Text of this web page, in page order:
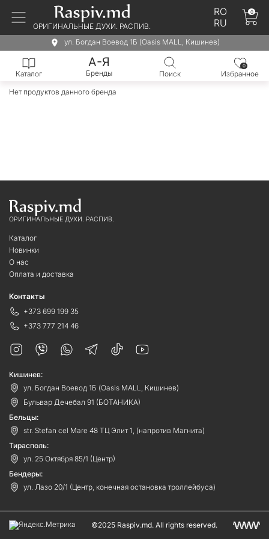
ОРИГИНАЛЬНЫЕ ДУХИ. РАСПИВ.
RO
RU
0
ул. Богдан Воевод 1Б (Oasis MALL, Кишинев)
Каталог
А-Я
Бренды Поиск
0
Избранное
Нет продуктов данного бренда
ОРИГИНАЛЬНЫЕ ДУХИ. РАСПИВ.
Каталог
Новинки
О нас
Оплата и доставка
Контакты
+373 699 199 35
+373 777 214 46
Кишинев:
ул. Богдан Воевод 1Б (Oasis MALL, Кишинев)
Бульвар Дечебал 91 (БОТАНИКА)
Бельцы:
str. Stefan cel Mare 48 ТЦ Элит 1, (напротив Магнита)
Тирасполь:
ул. 25 Октября 85/1 (Центр)
Бендеры:
ул. Лазо 20/1 (Центр, конечная остановка троллейбуса)
©2025 Raspiv.md. All rights reserved.